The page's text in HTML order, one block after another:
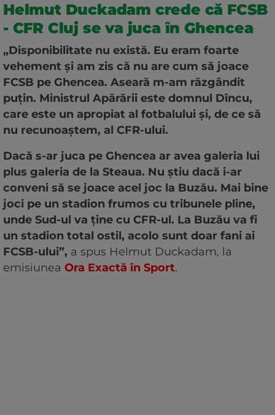
Helmut Duckadam crede că FCSB
- CFR Cluj se va juca în Ghencea
„Disponibilitate nu există. Eu eram foarte
vehement și am zis că nu are cum să joace
FCSB pe Ghencea. Aseară m-am răzgândit
puțin. Ministrul Apărării este domnul Dîncu,
care este un apropiat al fotbalului și, de ce să
nu recunoaștem, al CFR-ului.
Dacă s-ar juca pe Ghencea ar avea galeria lui
plus galeria de la Steaua. Nu știu dacă i-ar
conveni să se joace acel joc la Buzău. Mai bine
joci pe un stadion frumos cu tribunele pline,
unde Sud-ul va ține cu CFR-ul. La Buzău va fi
un stadion total ostil, acolo sunt doar fani ai
FCSB-ului”, a spus Helmut Duckadam, la
emisiunea Ora Exactă în Sport.